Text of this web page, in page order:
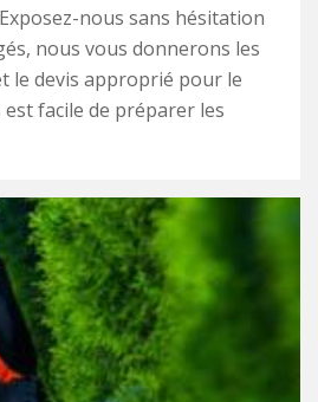
nous sans hésitation
nous vous donnerons les
le devis approprié pour le
facile de préparer les